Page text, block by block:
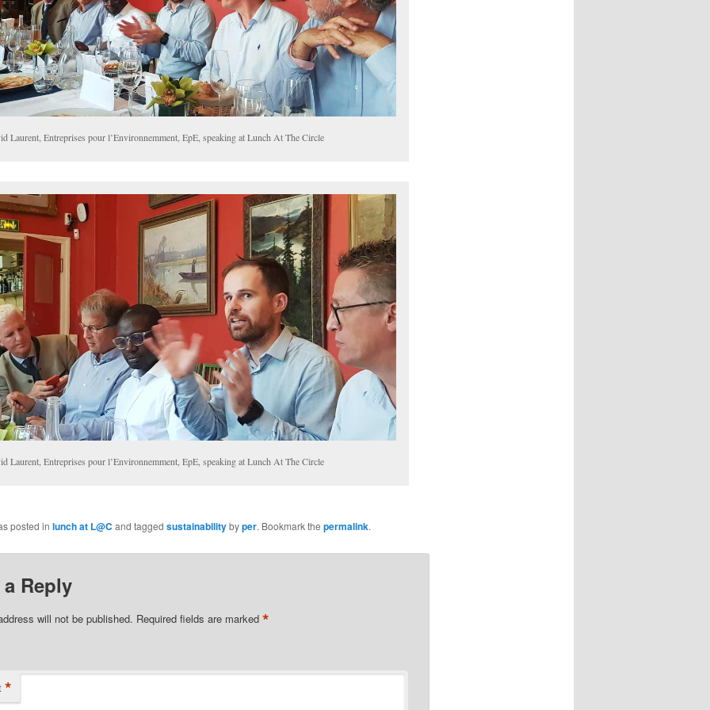
Laurent, Entreprises pour l’Environnemment, EpE, speaking at Lunch At The Circle
Laurent, Entreprises pour l’Environnemment, EpE, speaking at Lunch At The Circle
posted in lunch at L@C and tagged sustainabilitybyper. Bookmark the permalink.
Reply
will not be published. Required fields are marked *
*